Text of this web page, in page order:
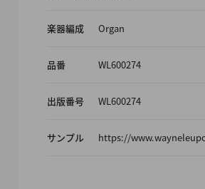
楽器編成 Organ
品番 WL600274
出版番号 WL600274
サンプル https://